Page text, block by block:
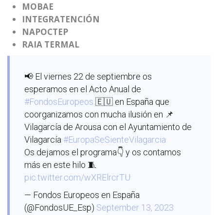
MOBAE
INTEGRATENCIÓN
NAPOCTEP
RAIA TERMAL
📢 El viernes 22 de septiembre os
esperamos en el Acto Anual de
#FondosEuropeos 🇪🇺 en España que
coorganizamos con mucha ilusión en 📌
Vilagarcía de Arousa con el Ayuntamiento de
Vilagarcía #EuropaSeSienteVilagarcia
Os dejamos el programa👇 y os contamos
más en este hilo 🧵
pic.twitter.com/wXRElrcrTU
— Fondos Europeos en España
(@FondosUE_Esp) September 13, 2023